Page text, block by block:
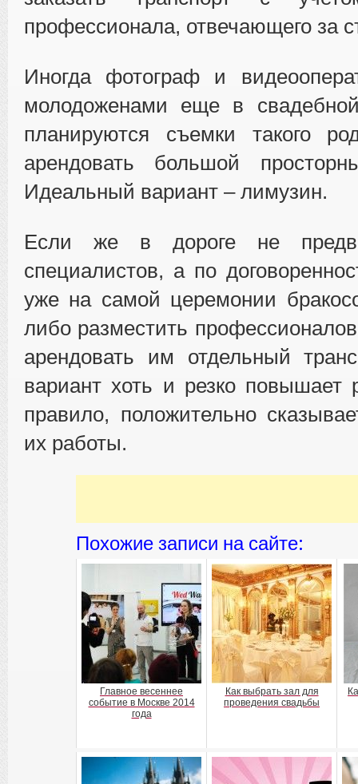
профессионала, отвечающего за
Иногда фотограф и
молодоженами еще в
планируются съемки такого
арендовать большой
Идеальный вариант – лимузин.
Если же в дороге не
специалистов, а по
уже на самой церемонии
либо разместить
арендовать им отдельный
вариант хоть и резко повышает
правило, положительно
их работы.
Похожие записи на сайте:
Главное весеннее
событие в Москве 2014
года
Как выбрать зал для
проведения свадьбы